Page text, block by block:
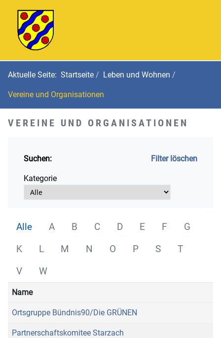
Aktuelle Seite: Startseite Leben und Wohnen
Vereine und Organisationen
VEREINE UND ORGANISATIONEN
Suchen: Filter löschen
Kategorie
Alle A B C D E F
G
K
L M N O P S
T
V
W
Name
Ortsgruppe Bündnis90/Die GRÜNEN
Partnerschaftskomitee Starzach